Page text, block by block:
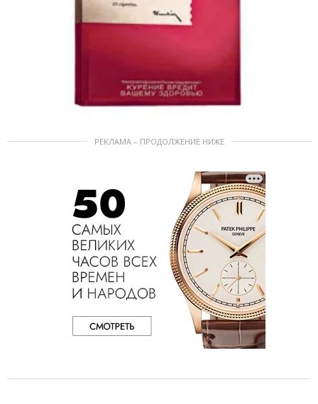
РЕКЛАМА – ПРОДОЛЖЕНИЕ НИЖЕ